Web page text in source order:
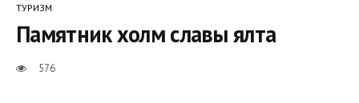
ТУРИЗМ
Памятник холм славы ялта
576